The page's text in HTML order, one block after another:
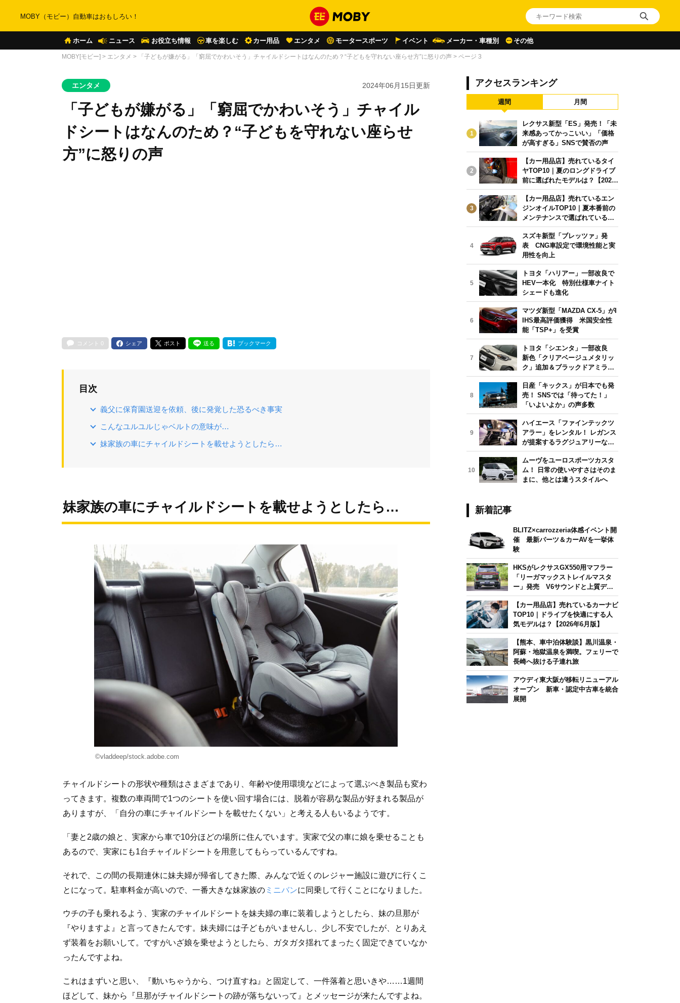
MOBY（モビー）自動車はおもしろい！
ホーム ニュース お役立ち情報 車を楽しむ カー用品 エンタメ モータースポーツ イベント メーカー・車種別 その他
MOBY[モビー] > エンタメ > 「子どもが嫌がる」「窮屈でかわいそう」チャイルドシートはなんのため？“子どもを守れない座らせ方”に怒りの声 > ページ 3
エンタメ 2024年06月15日更新
「子どもが嫌がる」「窮屈でかわいそう」チャイル
ドシートはなんのため？“子どもを守れない座らせ
方”に怒りの声
コメント 0 シェア ポスト 送る ブックマーク
目次
義父に保育園送迎を依頼、後に発覚した恐るべき事実
こんなユルユルじゃベルトの意味が…
妹家族の車にチャイルドシートを載せようとしたら…
妹家族の車にチャイルドシートを載せようとしたら…
©vladdeep/stock.adobe.com
チャイルドシートの形状や種類はさまざまであり、年齢や使用環境などによって選ぶべき製品も変わ
ってきます。複数の車両間で1つのシートを使い回す場合には、脱着が容易な製品が好まれる製品が
ありますが、「自分の車にチャイルドシートを載せたくない」と考える人もいるようです。
「妻と2歳の娘と、実家から車で10分ほどの場所に住んでいます。実家で父の車に娘を乗せることも
あるので、実家にも1台チャイルドシートを用意してもらっているんですね。
それで、この間の長期連休に妹夫婦が帰省してきた際、みんなで近くのレジャー施設に遊びに行くこ
とになって。駐車料金が高いので、一番大きな妹家族の ミニバンに同乗して行くことになりました。
ウチの子も乗れるよう、実家のチャイルドシートを妹夫婦の車に装着しようとしたら、妹の旦那が
『やりますよ』と言ってきたんです。妹夫婦には子どもがいませんし、少し不安でしたが、とりあえ
ず装着をお願いして。ですがいざ娘を乗せようとしたら、ガタガタ揺れてまったく固定できていなか
ったんですよね。
これはまずいと思い、『動いちゃうから、つけ直すね』と固定して、一件落着と思いきや……1週間
ほどして、妹から『旦那がチャイルドシートの跡が落ちないって』とメッセージが来たんですよね。
アクセスランキング
週間 月間
1
レクサス新型「ES」発売！「未
来感あってかっこいい」「価格
が高すぎる」SNSで賛否の声
2
【カー用品店】売れているタイ
ヤTOP10｜夏のロングドライブ
前に選ばれたモデルは？【2026
年6月版】
3
【カー用品店】売れているエン
ジンオイルTOP10｜夏本番前の
メンテナンスで選ばれている人
気モデルは？【2026年6月版】
4
スズキ新型「ブレッツァ」発
表 CNG車設定で環境性能と実
用性を向上
5
トヨタ「ハリアー」一部改良で
HEV一本化 特別仕様車ナイト
シェードも進化
6
マツダ新型「MAZDA CX-5」がI
IHS最高評価獲得 米国安全性
能「TSP+」を受賞
7
トヨタ「シエンタ」一部改良
新色「クリアベージュメタリッ
ク」追加＆ブラックドアミラー
採用
8
日産「キックス」が日本でも発
売！ SNSでは「待ってた！」
「いよいよか」の声多数
9
ハイエース「ファインテックツ
アラー」をレンタル！ レガンス
が提案するラグジュアリーな移
動体験
10
ムーヴをユーロスポーツカスタ
ム！ 日常の使いやすさはそのま
まに、他とは違うスタイルへ
新着記事
BLITZ×carrozzeria体感イベント開
催 最新パーツ＆カーAVを一挙体
験
HKSがレクサスGX550用マフラー
「リーガマックストレイルマスタ
ー」発売 V6サウンドと上質デザ
インを両立
【カー用品店】売れているカーナビ
TOP10｜ドライブを快適にする人
気モデルは？【2026年6月版】
【熊本、車中泊体験談】黒川温泉・
阿蘇・地獄温泉を満喫。フェリーで
長崎へ抜ける子連れ旅
アウディ東大阪が移転リニューアル
オープン 新車・認定中古車を統合
展開